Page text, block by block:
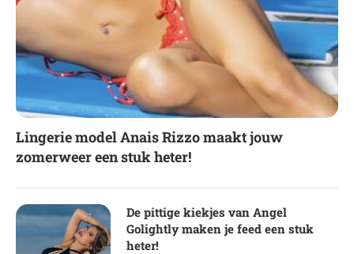
Lingerie model Anais Rizzo maakt jouw
zomerweer een stuk heter!
De pittige kiekjes van Angel
Golightly maken je feed een stuk
heter!